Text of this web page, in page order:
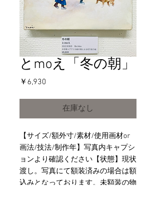
とmoえ「冬の朝」
￥6,930
在庫なし
【サイズ/額外寸/素材/使用画材or
画法/技法/制作年】写真内キャプシ
ョンより確認ください【状態】現状
渡し。写真にて額装済みの場合は額
込みとなっております。未額装の物